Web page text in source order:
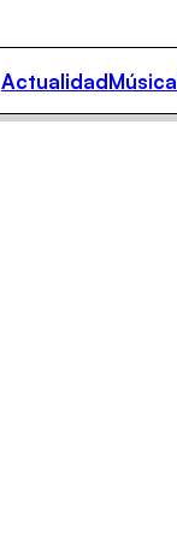
ActualidadMúsica